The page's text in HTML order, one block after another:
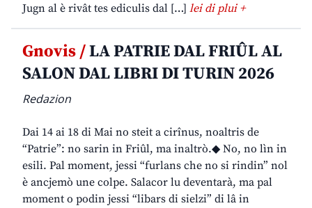
Jugn al è rivât tes ediculis dal […] lei di plui +
Gnovis /LA PATRIE DAL FRIÛL AL
SALON DAL LIBRI DI TURIN 2026
Redazion
Dai 14 ai 18 di Mai no steit a cirînus, noaltris de
“Patrie”: no sarin in Friûl, ma inaltrò.◆ No, no lìn in
esili. Pal moment, jessi “furlans che no si rindin” nol
è ancjemò une colpe. Salacor lu deventarà, ma pal
moment o podin jessi “libars di sielzi” di lâ in